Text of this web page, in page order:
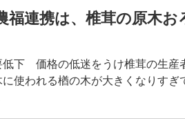
福連携は、椎茸の原木お
低下 価格の低迷をうけ椎茸の生産
使われる楢の木が大きくなりすぎ